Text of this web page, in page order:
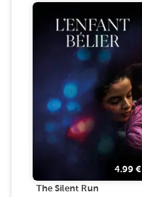
4.99 €
The Silent Run